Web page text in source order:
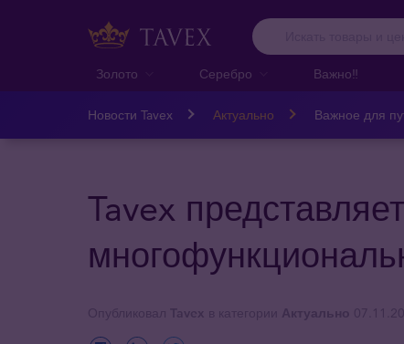
Золото Серебро Важно‼️
Новости Tavex Актуально Важное для
Tavex